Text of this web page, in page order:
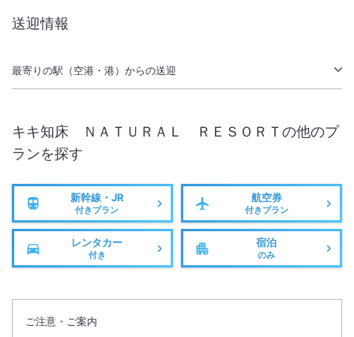
2024年4月1日より、幼児(0歳～5歳)施設使用料は1人4,000円別へ改訂
同額になります。)
変更開始日 ２０２３年６月１日宿泊分より
・ご滞在中の清掃は「３泊目」と「５泊目」に行います。（以降も奇数
泊日に清掃）
・清掃の無い日は、お部屋への入室を控えさせていただきます。
・客室ドア前に新しいタオル類を１２：００頃までにご用意致します。
・ゴミ回収が必要な場合は、ゴミ箱をお部屋の外に１１：００までにお
出しください。
下記日程につきましては、メンテナンス工事のため急遽休館が追加とな
りましたのでお知らせいたします。
送迎情報
最寄りの駅（空港・港）からの送迎
キキ知床 ＮＡＴＵＲＡＬ ＲＥＳＯＲＴの他のプ
ランを探す
新幹線・JR
付きプラン
航空券
付きプラン
レンタカー
付き
宿泊
のみ
ご注意・ご案内